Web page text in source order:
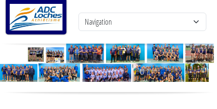
Panneau de gestion des cookies